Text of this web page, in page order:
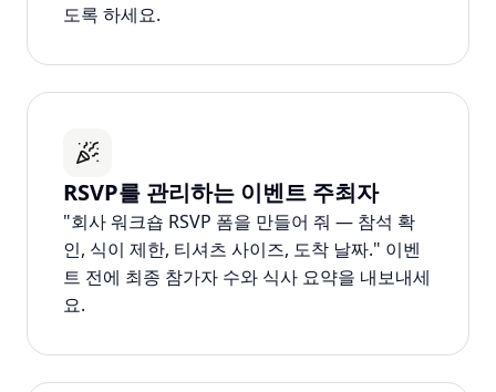
도록 하세요.
RSVP를 관리하는 이벤트 주최자
"회사 워크숍 RSVP 폼을 만들어 줘 — 참석 확
인, 식이 제한, 티셔츠 사이즈, 도착 날짜." 이벤
트 전에 최종 참가자 수와 식사 요약을 내보내세
요.